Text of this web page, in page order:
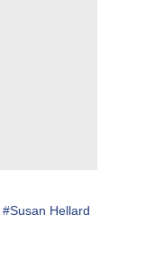
#Susan Hellard